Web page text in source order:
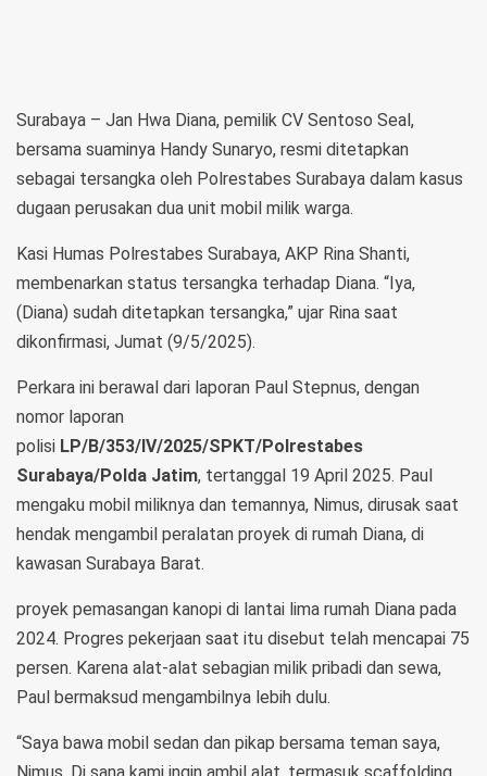
Surabaya – Jan Hwa Diana, pemilik CV Sentoso Seal,
bersama suaminya Handy Sunaryo, resmi ditetapkan
sebagai tersangka oleh Polrestabes Surabaya dalam kasus
dugaan perusakan dua unit mobil milik warga.
Kasi Humas Polrestabes Surabaya, AKP Rina Shanti,
membenarkan status tersangka terhadap Diana. “Iya,
(Diana) sudah ditetapkan tersangka,” ujar Rina saat
dikonfirmasi, Jumat (9/5/2025).
Perkara ini berawal dari laporan Paul Stepnus, dengan
nomor laporan
polisi LP/B/353/IV/2025/SPKT/Polrestabes
Surabaya/Polda Jatim, tertanggal 19 April 2025. Paul
mengaku mobil miliknya dan temannya, Nimus, dirusak saat
hendak mengambil peralatan proyek di rumah Diana, di
kawasan Surabaya Barat.
proyek pemasangan kanopi di lantai lima rumah Diana pada
2024. Progres pekerjaan saat itu disebut telah mencapai 75
persen. Karena alat-alat sebagian milik pribadi dan sewa,
Paul bermaksud mengambilnya lebih dulu.
“Saya bawa mobil sedan dan pikap bersama teman saya,
Nimus. Di sana kami ingin ambil alat, termasuk scaffolding